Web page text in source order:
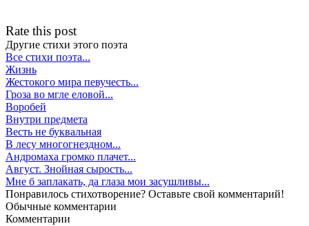
Rate this post
Другие стихи этого поэта
Все стихи поэта...
Жизнь
Жестокого мира певучесть...
Гроза во мгле еловой...
Воробей
Внутри предмета
Весть не буквальная
В лесу многогнездном...
Андромаха громко плачет...
Август. Знойная сырость...
Мне б заплакать, да глаза мои засушливы...
Понравилось стихотворение? Оставьте свой комментарий!
Обычные комментарии
Комментарии